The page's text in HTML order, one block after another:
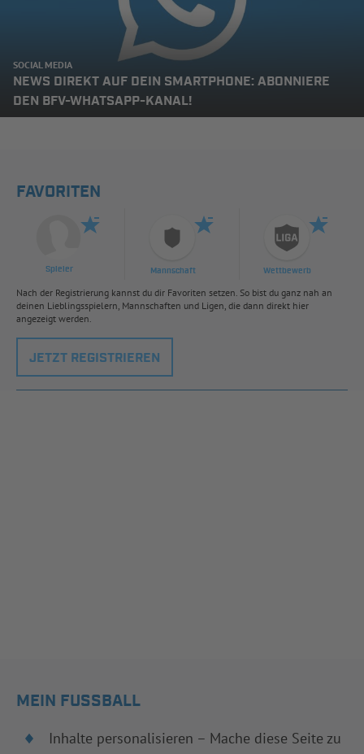
SOCIAL MEDIA
NEWS DIREKT AUF DEIN SMARTPHONE: ABONNIERE
DEN BFV-WHATSAPP-KANAL!
FAVORITEN
Spieler Mannschaft Wettbewerb
Nach der Registrierung kannst du dir Favoriten setzen. So bist du ganz nah an
deinen Lieblingsspielern, Mannschaften und Ligen, die dann direkt hier
angezeigt werden.
JETZT REGISTRIEREN
MEIN FUSSBALL
Inhalte personalisieren – Mache diese Seite zu